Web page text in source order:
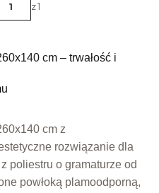
z 1
cm – trwałość i
cm z
rozwiązanie dla
poliestru o gramaturze od
powłoką plamoodporną,